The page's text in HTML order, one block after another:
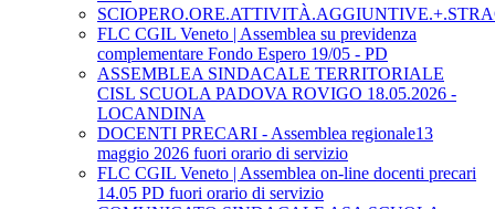
FLC CGIL Veneto | Assemblea su previdenza
complementare Fondo Espero 19/05 - PD
ASSEMBLEA SINDACALE TERRITORIALE
CISL SCUOLA PADOVA ROVIGO 18.05.2026 -
LOCANDINA
DOCENTI PRECARI - Assemblea regionale13
maggio 2026 fuori orario di servizio
FLC CGIL Veneto | Assemblea on-line docenti precari
14.05 PD fuori orario di servizio